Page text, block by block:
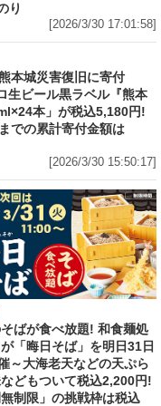
り
[2026/3/30 17:01:58]
本城災害復旧に寄付
生ビール黒ラベル『熊本
本」が税込5,180円!
での累計寄付金額は
[2026/3/30 15:50:17]
ばが食べ放題! 和食麺処
「晦日そば」を明日31日
～大海老天などの天ぷら
どもついて税込2,200円!
無制限」の挑戦枠は税込